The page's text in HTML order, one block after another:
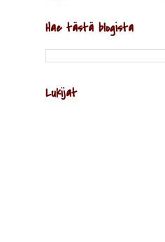
Hae tästä blogista
Lukijat